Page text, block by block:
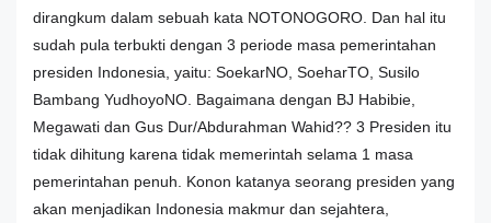
dirangkum dalam sebuah kata NOTONOGORO. Dan hal itu
sudah pula terbukti dengan 3 periode masa pemerintahan
presiden Indonesia, yaitu: SoekarNO, SoeharTO, Susilo
Bambang YudhoyoNO. Bagaimana dengan BJ Habibie,
Megawati dan Gus Dur/Abdurahman Wahid?? 3 Presiden itu
tidak dihitung karena tidak memerintah selama 1 masa
pemerintahan penuh. Konon katanya seorang presiden yang
akan menjadikan Indonesia makmur dan sejahtera,